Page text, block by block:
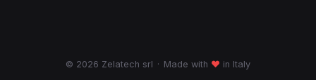
© 2026 Zelatech srl · Made with ♥ in Italy